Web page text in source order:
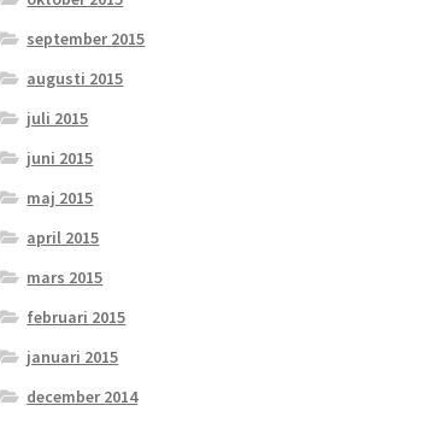
september 2015
augusti 2015
juli 2015
juni 2015
maj 2015
april 2015
mars 2015
februari 2015
januari 2015
december 2014